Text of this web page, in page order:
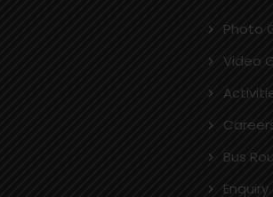
Photo
Video
Bus
Enquiry